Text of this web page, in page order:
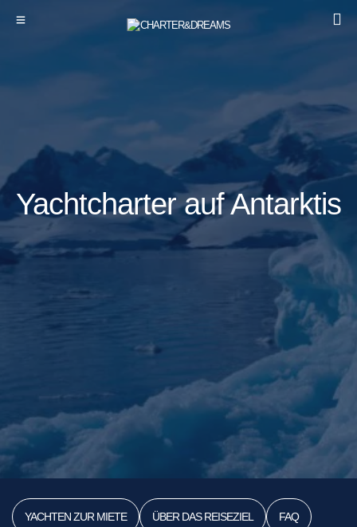
Yachtcharter auf Antarktis
YACHTEN ZUR MIETE ÜBER DAS REISEZIEL FAQ